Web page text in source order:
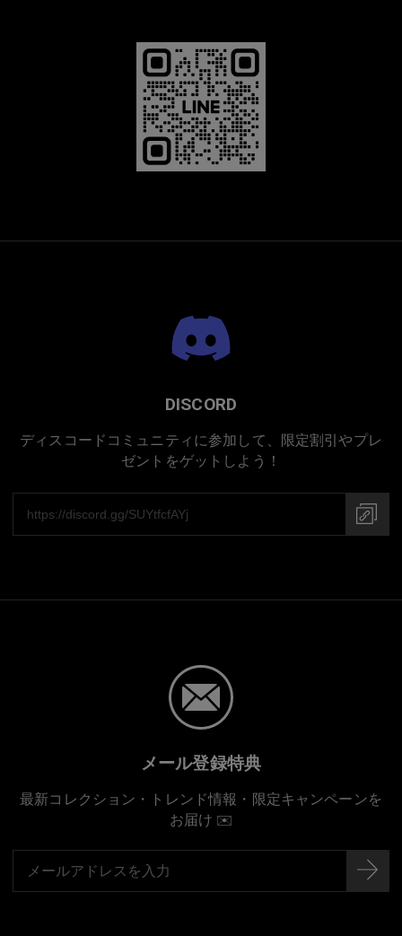
プレミアムチタニウム
DISCORD
ディスコードコミュニティに参加して、限定割引やプレ
ゼントをゲットしよう！
メール登録特典
最新コレクション・トレンド情報・限定キャンペーンを
お届け ✉️